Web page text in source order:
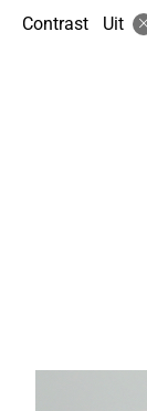
Contrast Uit